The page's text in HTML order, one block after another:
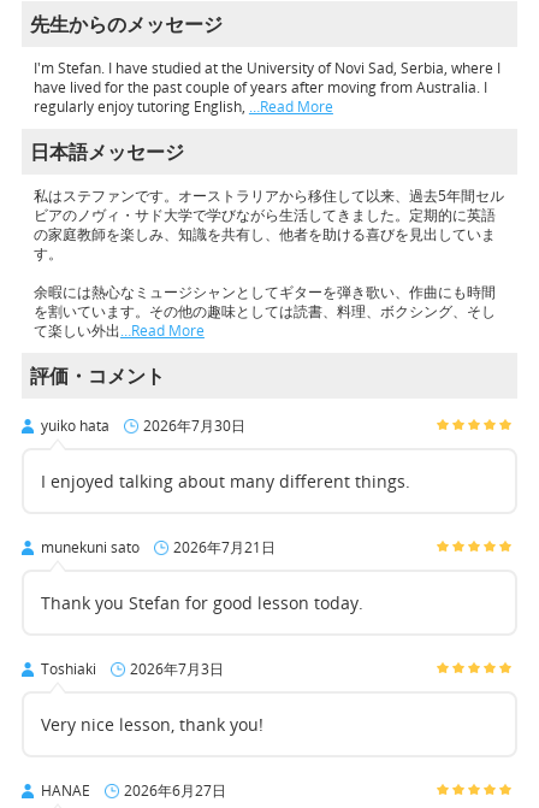
先生からのメッセージ
I'm Stefan. I have studied at the University of Novi Sad, Serbia, where I
have lived for the past couple of years after moving from Australia. I
regularly enjoy tutoring English, …Read More
日本語メッセージ
私はステファンです。オーストラリアから移住して以来、過去5年間セル
ビアのノヴィ・サド大学で学びながら生活してきました。定期的に英語
の家庭教師を楽しみ、知識を共有し、他者を助ける喜びを見出していま
す。
余暇には熱心なミュージシャンとしてギターを弾き歌い、作曲にも時間
を割いています。その他の趣味としては読書、料理、ボクシング、そし
て楽しい外出…Read More
評価・コメント
yuiko hata 2026年7月30日
I enjoyed talking about many different things.
munekuni sato 2026年7月21日
Thank you Stefan for good lesson today.
Toshiaki 2026年7月3日
Very nice lesson, thank you!
HANAE 2026年6月27日